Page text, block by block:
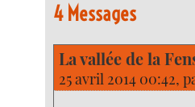
4 Messages
La vallée de la
25 avril 2014 00:42,